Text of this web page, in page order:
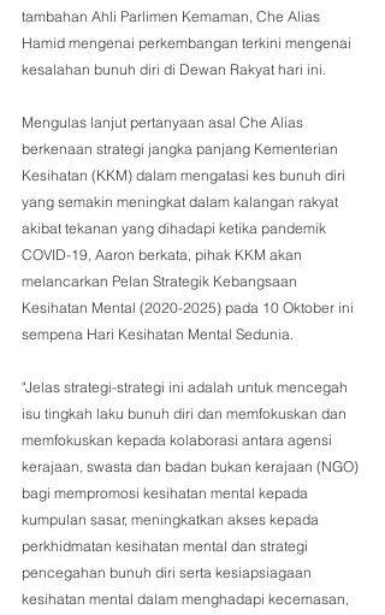
tambahan Ahli Parlimen Kemaman, Che Alias
Hamid mengenai perkembangan terkini mengenai
kesalahan bunuh diri di Dewan Rakyat hari ini.
Mengulas lanjut pertanyaan asal Che Alias
berkenaan strategi jangka panjang Kementerian
Kesihatan (KKM) dalam mengatasi kes bunuh diri
yang semakin meningkat dalam kalangan rakyat
akibat tekanan yang dihadapi ketika pandemik
COVID-19, Aaron berkata, pihak KKM akan
melancarkan Pelan Strategik Kebangsaan
Kesihatan Mental (2020-2025) pada 10 Oktober ini
sempena Hari Kesihatan Mental Sedunia.
"Jelas strategi-strategi ini adalah untuk mencegah
isu tingkah laku bunuh diri dan memfokuskan dan
memfokuskan kepada kolaborasi antara agensi
kerajaan, swasta dan badan bukan kerajaan (NGO)
bagi mempromosi kesihatan mental kepada
kumpulan sasar, meningkatkan akses kepada
perkhidmatan kesihatan mental dan strategi
pencegahan bunuh diri serta kesiapsiagaan
kesihatan mental dalam menghadapi kecemasan,